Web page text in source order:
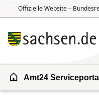
Offizielle Website –
Amt24 Serviceportal